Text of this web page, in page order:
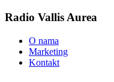
Radio Vallis Aurea
O nama
Marketing
Kontakt